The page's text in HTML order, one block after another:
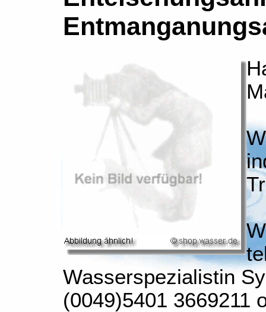
Wasserspezialistin
(0049)5401 3669211